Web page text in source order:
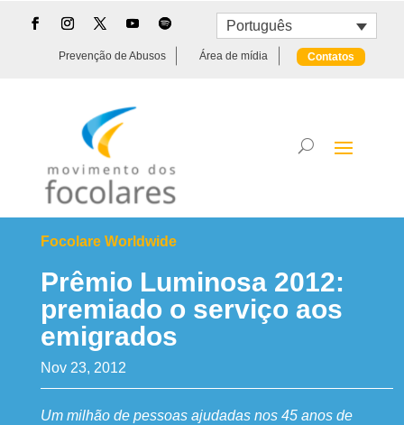
Português
Prevenção de Abusos Área de mídia Contatos
Focolare Worldwide
Prêmio Luminosa 2012:
premiado o serviço aos
emigrados
Nov 23, 2012
Um milhão de pessoas ajudadas nos 45 anos de